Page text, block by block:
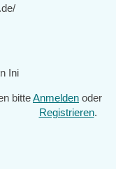
Ini
bitteAnmelden oder
Registrieren.